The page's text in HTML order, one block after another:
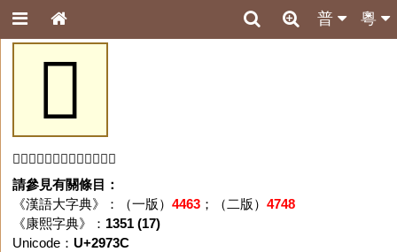
粵
普
𩜼
「𩜼」字未收錄於本資料庫。
請參見有關條目：
《漢語大字典》：（一版） 4463；（二版） 4748
《康熙字典》： 1351 (17)
Unicode： U+2973C